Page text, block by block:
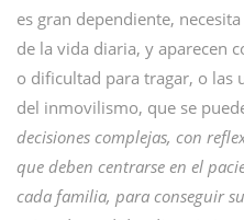
es gran dependiente,
de la vida diaria, y aparecen
o dificultad para tragar, o las
del inmovilismo, que se
decisiones complejas, con
que deben centrarse en el
cada familia, para conseguir